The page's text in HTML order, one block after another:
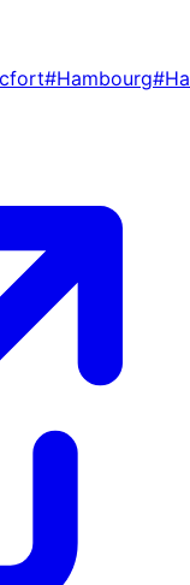
#Hambourg